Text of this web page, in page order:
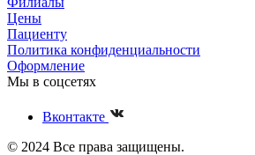
Цены
Пациенту
Политика конфиденциальности
Оформление
Мы в соцсетях
Вконтакте
© 2024 Все права защищены.